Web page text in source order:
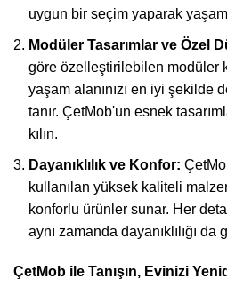
uygun bir seçim yaparak
Modüler Tasarımlar ve Özel
göre özelleştirilebilen modüler
yaşam alanınızı en iyi şekilde
tanır. ÇetMob'un esnek
kılın.
Dayanıklılık ve Konfor:
kullanılan yüksek kaliteli
konforlu ürünler sunar. Her
aynı zamanda dayanıklılığı da
ÇetMob ile Tanışın, Evinizi